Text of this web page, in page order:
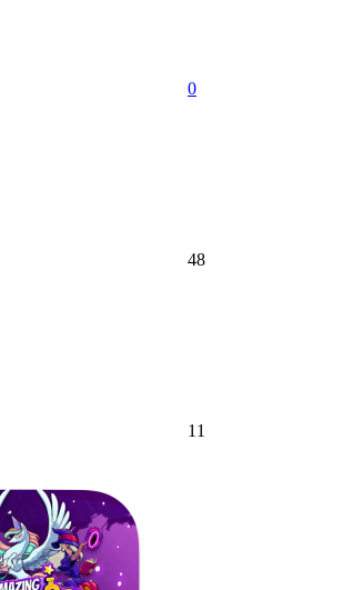
0
48
11